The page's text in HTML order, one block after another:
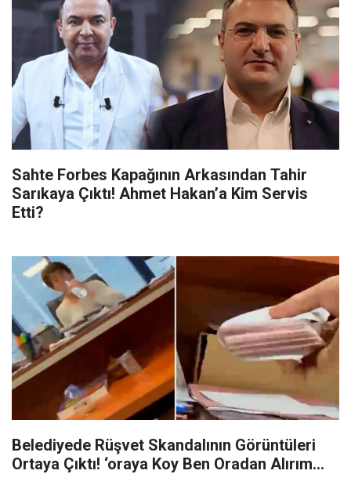
Sahte Forbes Kapağının Arkasından Tahir
Sarıkaya Çıktı! Ahmet Hakan’a Kim Servis
Etti?
Belediyede Rüşvet Skandalının Görüntüleri
Ortaya Çıktı! ‘oraya Koy Ben Oradan Alırım…